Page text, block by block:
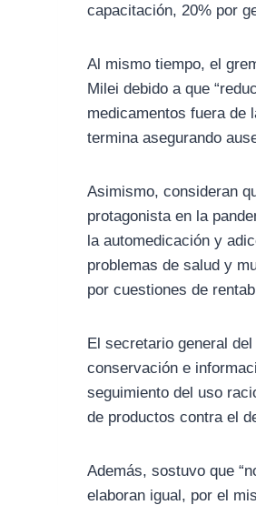
capacitación, 20% por
Al mismo tiempo, el
Milei debido a que
medicamentos fuera de
termina asegurando
Asimismo, consideran
protagonista en la
la automedicación y
problemas de salud y
por cuestiones de
El secretario general
conservación e
seguimiento del uso
de productos contra el
Además, sostuvo que
elaboran igual, por el